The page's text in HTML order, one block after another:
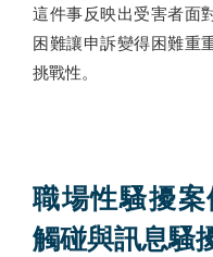
這件事反映出受害者面
困難讓申訴變得困難重
挑戰性。
職場性騷擾
觸碰與訊息騷